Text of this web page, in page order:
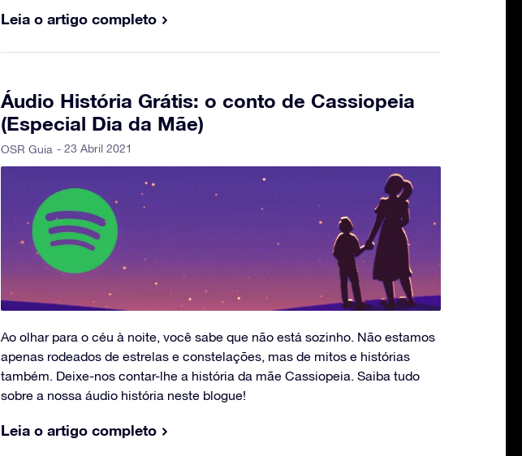
Leia o artigo completo
Áudio História Grátis: o conto de Cassiopeia
(Especial Dia da Mãe)
OSR Guia - 23 Abril 2021
Ao olhar para o céu à noite, você sabe que não está sozinho. Não estamos
apenas rodeados de estrelas e constelações, mas de mitos e histórias
também. Deixe-nos contar-lhe a história da mãe Cassiopeia. Saiba tudo
sobre a nossa áudio história neste blogue!
Leia o artigo completo